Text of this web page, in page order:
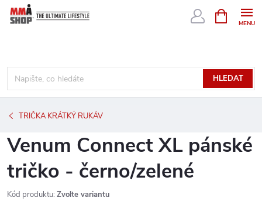
Přejít
HLEDAT
NÁKUPNÍ
KOŠÍK
TRIČKA KRÁTKÝ RUKÁV
Venum Connect XL pánské
tričko - černo/zelené
Kód produktu: Zvolte variantu